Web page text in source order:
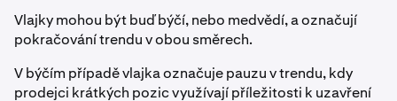
Vlajky mohou být buď býčí, nebo medvědí, a označují
pokračování trendu v obou směrech.
V býčím případě vlajka označuje pauzu v trendu, kdy
prodejci krátkých pozic využívají příležitosti k uzavření